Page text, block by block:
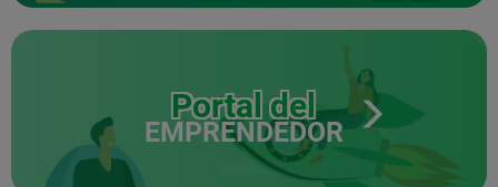
Portal del
EMPRENDEDOR